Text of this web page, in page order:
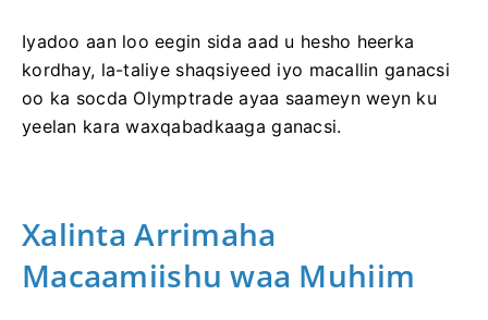
Iyadoo aan loo eegin sida aad u hesho heerka
kordhay, la-taliye shaqsiyeed iyo macallin ganacsi
oo ka socda Olymptrade ayaa saameyn weyn ku
yeelan kara waxqabadkaaga ganacsi.
Xalinta Arrimaha
Macaamiishu waa Muhiim